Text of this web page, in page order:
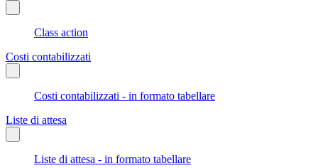
Class action
Costi contabilizzati
Costi contabilizzati - in formato tabellare
Liste di attesa
Liste di attesa - in formato tabellare